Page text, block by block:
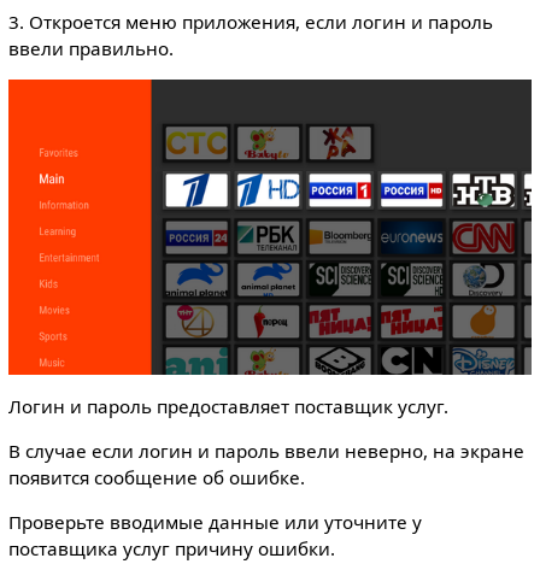
3. Откроется меню приложения, если логин и пароль
ввели правильно.
Логин и пароль предоставляет поставщик услуг.
В случае если логин и пароль ввели неверно, на экране
появится сообщение об ошибке.
Проверьте вводимые данные или уточните у
поставщика услуг причину ошибки.